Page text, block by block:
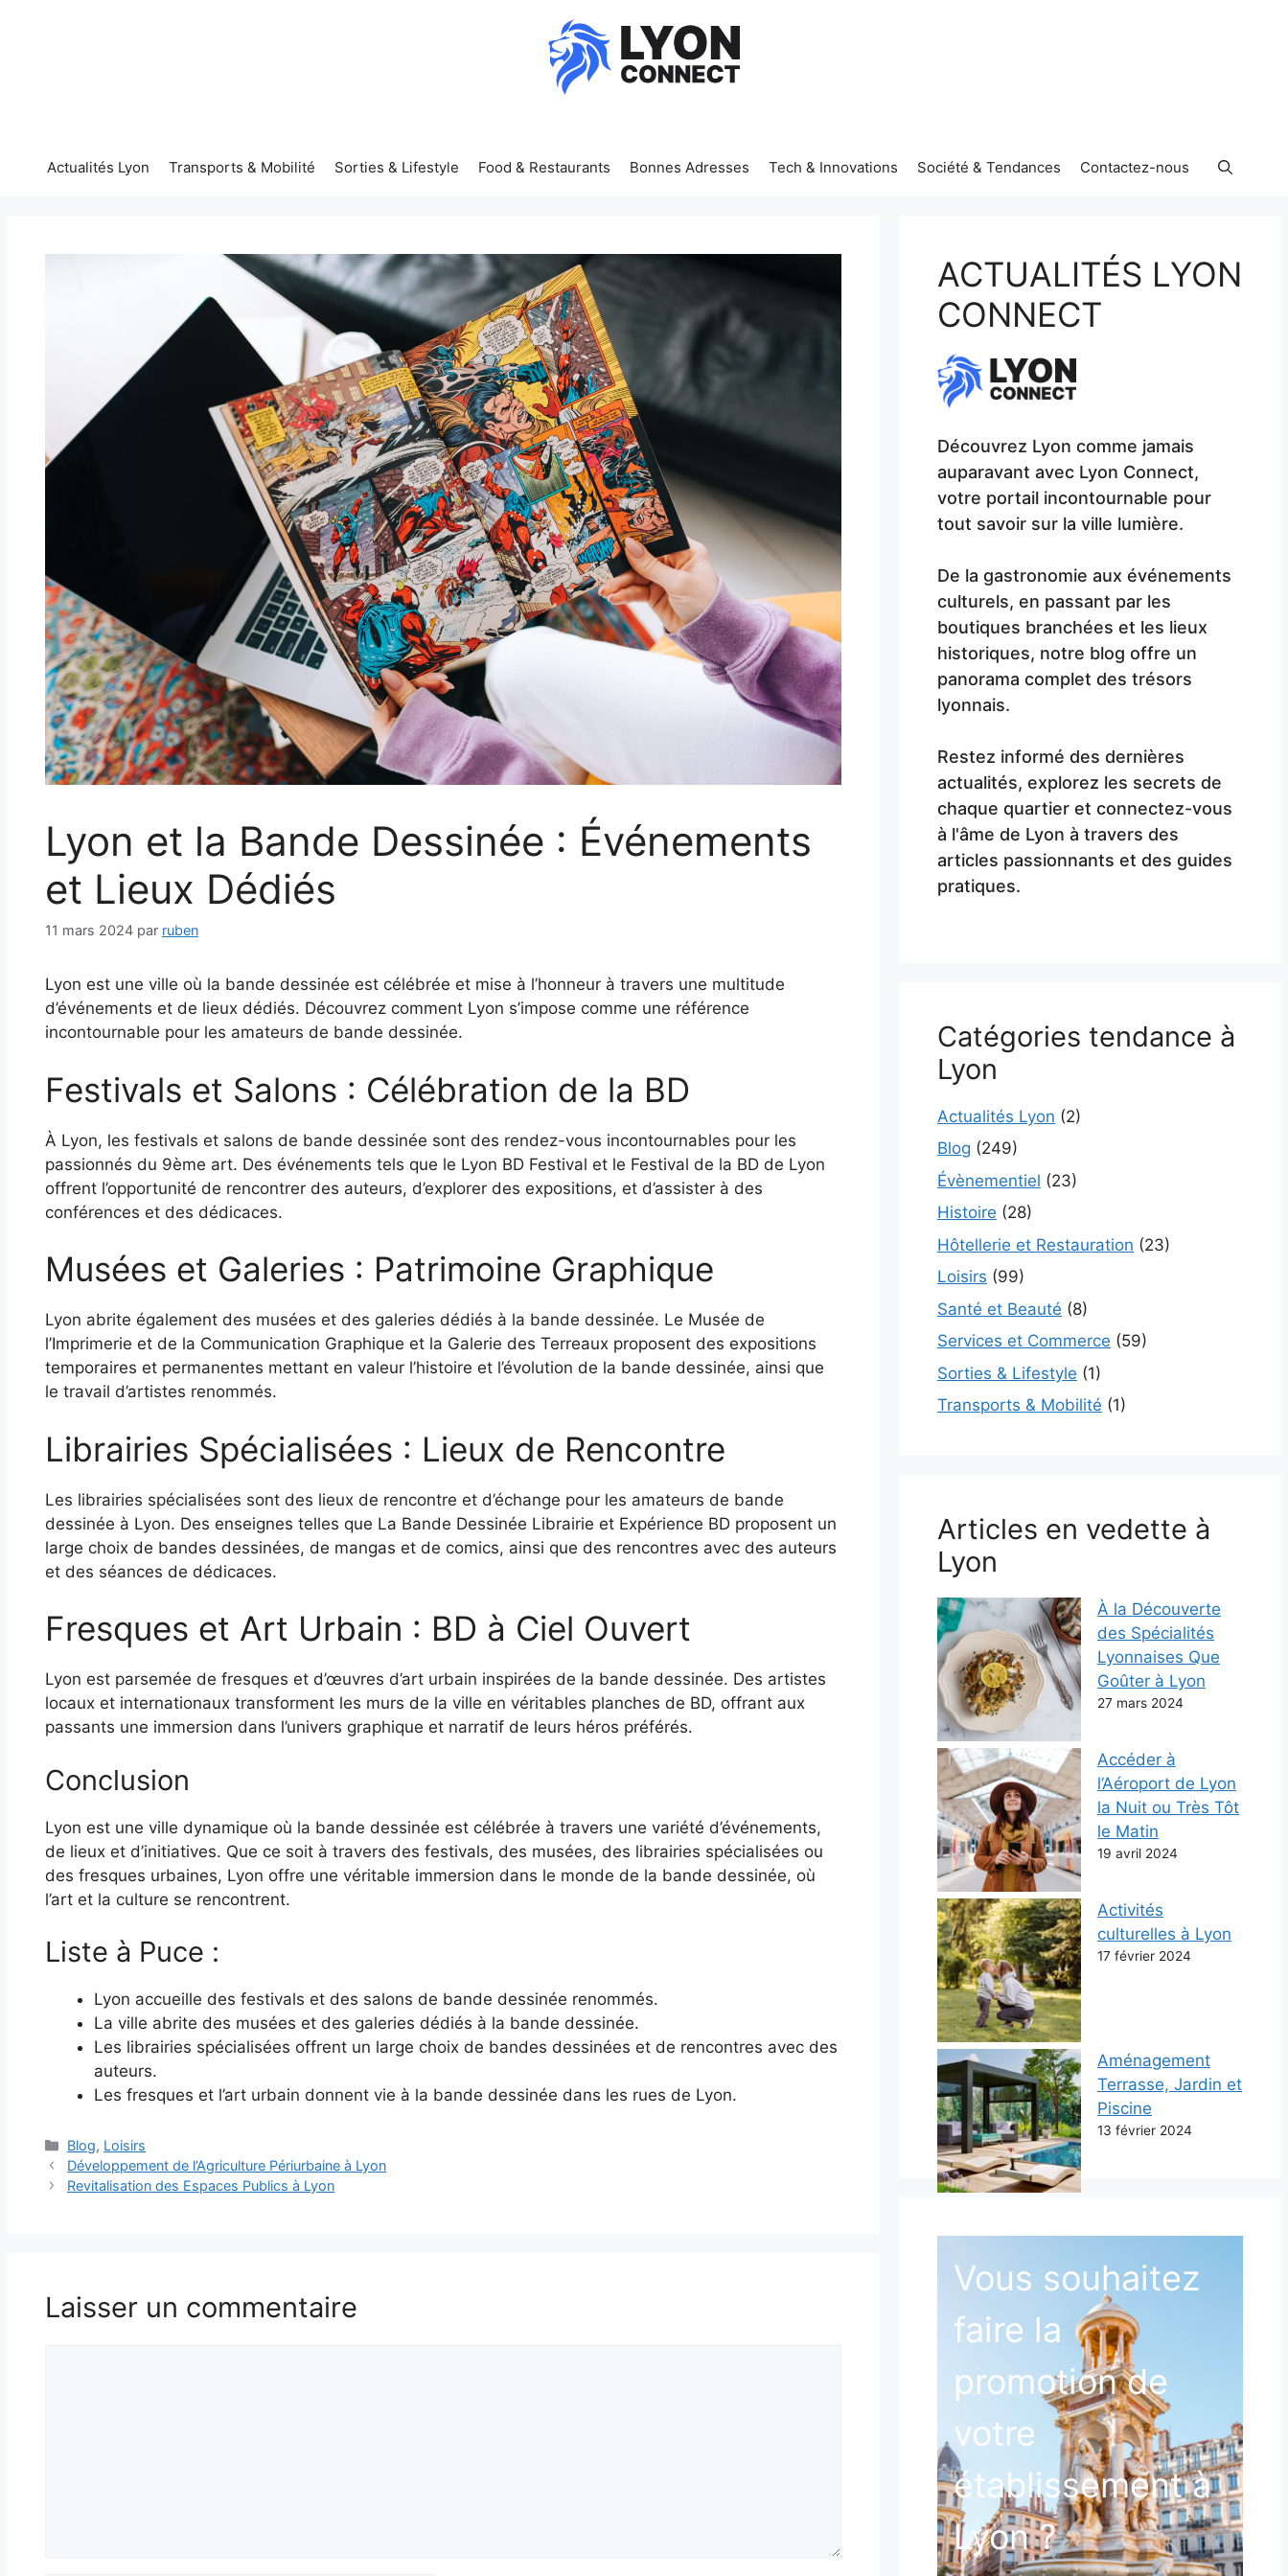
Actualités Lyon Transports & Mobilité Sorties & Lifestyle Food & Restaurants Bonnes Adresses Tech & Innovations Société & Tendances Contactez-nous
Lyon et la Bande Dessinée : Événements
et Lieux Dédiés
11 mars 2024 par ruben
Lyon est une ville où la bande dessinée est célébrée et mise à l’honneur à travers une multitude
d’événements et de lieux dédiés. Découvrez comment Lyon s’impose comme une référence
incontournable pour les amateurs de bande dessinée.
Festivals et Salons : Célébration de la BD
À Lyon, les festivals et salons de bande dessinée sont des rendez-vous incontournables pour les
passionnés du 9ème art. Des événements tels que le Lyon BD Festival et le Festival de la BD de Lyon
offrent l’opportunité de rencontrer des auteurs, d’explorer des expositions, et d’assister à des
conférences et des dédicaces.
Musées et Galeries : Patrimoine Graphique
Lyon abrite également des musées et des galeries dédiés à la bande dessinée. Le Musée de
l’Imprimerie et de la Communication Graphique et la Galerie des Terreaux proposent des expositions
temporaires et permanentes mettant en valeur l’histoire et l’évolution de la bande dessinée, ainsi que
le travail d’artistes renommés.
Librairies Spécialisées : Lieux de Rencontre
Les librairies spécialisées sont des lieux de rencontre et d’échange pour les amateurs de bande
dessinée à Lyon. Des enseignes telles que La Bande Dessinée Librairie et Expérience BD proposent un
large choix de bandes dessinées, de mangas et de comics, ainsi que des rencontres avec des auteurs
et des séances de dédicaces.
Fresques et Art Urbain : BD à Ciel Ouvert
Lyon est parsemée de fresques et d’œuvres d’art urbain inspirées de la bande dessinée. Des artistes
locaux et internationaux transforment les murs de la ville en véritables planches de BD, offrant aux
passants une immersion dans l’univers graphique et narratif de leurs héros préférés.
Conclusion
Lyon est une ville dynamique où la bande dessinée est célébrée à travers une variété d’événements,
de lieux et d’initiatives. Que ce soit à travers des festivals, des musées, des librairies spécialisées ou
des fresques urbaines, Lyon offre une véritable immersion dans le monde de la bande dessinée, où
l’art et la culture se rencontrent.
Liste à Puce :
Lyon accueille des festivals et des salons de bande dessinée renommés.
La ville abrite des musées et des galeries dédiés à la bande dessinée.
Les librairies spécialisées offrent un large choix de bandes dessinées et de rencontres avec des
auteurs.
Les fresques et l’art urbain donnent vie à la bande dessinée dans les rues de Lyon.
Catégories
Blog, Loisirs
Développement de l’Agriculture Périurbaine à Lyon
Revitalisation des Espaces Publics à Lyon
Laisser un commentaire
ACTUALITÉS LYON
CONNECT
Découvrez Lyon comme jamais
auparavant avec Lyon Connect,
votre portail incontournable pour
tout savoir sur la ville lumière.
De la gastronomie aux événements
culturels, en passant par les
boutiques branchées et les lieux
historiques, notre blog offre un
panorama complet des trésors
lyonnais.
Restez informé des dernières
actualités, explorez les secrets de
chaque quartier et connectez-vous
à l'âme de Lyon à travers des
articles passionnants et des guides
pratiques.
Catégories tendance à
Lyon
Actualités Lyon (2)
Blog (249)
Évènementiel (23)
Histoire (28)
Hôtellerie et Restauration (23)
Loisirs (99)
Santé et Beauté (8)
Services et Commerce (59)
Sorties & Lifestyle (1)
Transports & Mobilité (1)
Articles en vedette à
Lyon
À la Découverte
des Spécialités
Lyonnaises Que
Goûter à Lyon
27 mars 2024
Accéder à
l’Aéroport de Lyon
la Nuit ou Très Tôt
le Matin
19 avril 2024
Activités
culturelles à Lyon
17 février 2024
Aménagement
Terrasse, Jardin et
Piscine
13 février 2024
Vous souhaitez
faire la
promotion de
votre
établissement à
Lyon ?